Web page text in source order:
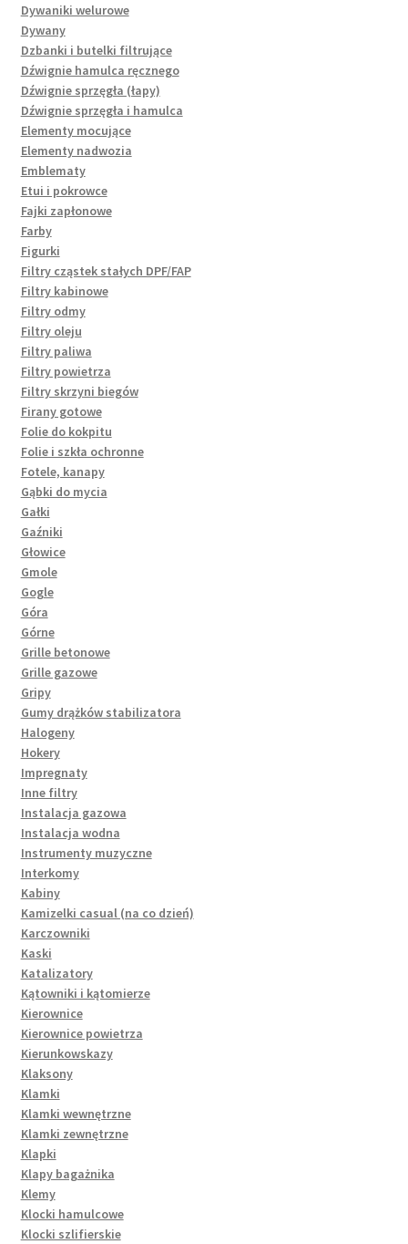
Dywaniki welurowe
Dywany
Dzbanki i butelki filtrujące
Dźwignie hamulca ręcznego
Dźwignie sprzęgła (łapy)
Dźwignie sprzęgła i hamulca
Elementy mocujące
Elementy nadwozia
Emblematy
Etui i pokrowce
Fajki zapłonowe
Farby
Figurki
Filtry cząstek stałych DPF/FAP
Filtry kabinowe
Filtry odmy
Filtry oleju
Filtry paliwa
Filtry powietrza
Filtry skrzyni biegów
Firany gotowe
Folie do kokpitu
Folie i szkła ochronne
Fotele, kanapy
Gąbki do mycia
Gałki
Gaźniki
Głowice
Gmole
Gogle
Góra
Górne
Grille betonowe
Grille gazowe
Gripy
Gumy drążków stabilizatora
Halogeny
Hokery
Impregnaty
Inne filtry
Instalacja gazowa
Instalacja wodna
Instrumenty muzyczne
Interkomy
Kabiny
Kamizelki casual (na co dzień)
Karczowniki
Kaski
Katalizatory
Kątowniki i kątomierze
Kierownice
Kierownice powietrza
Kierunkowskazy
Klaksony
Klamki
Klamki wewnętrzne
Klamki zewnętrzne
Klapki
Klapy bagażnika
Klemy
Klocki hamulcowe
Klocki szlifierskie